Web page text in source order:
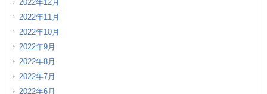
2022年12月
2022年11月
2022年10月
2022年9月
2022年8月
2022年7月
2022年6月